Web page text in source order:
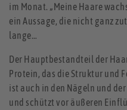
im Monat. „Meine Haare
ein Aussage, die nicht ganz
lange…
Der Hauptbestandteil der
Protein, das die Struktur und
ist auch in den Nägeln und
und schützt vor äußeren